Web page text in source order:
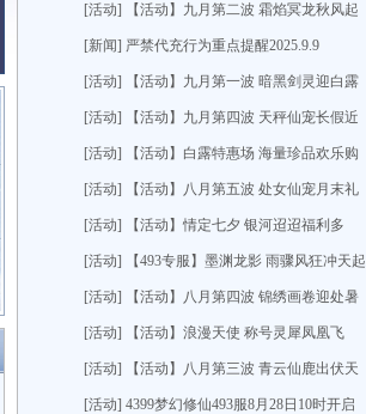
[活动] 【活动】九月第二波 霜焰冥龙秋风起
[新闻] 严禁代充行为重点提醒2025.9.9
[活动] 【活动】九月第一波 暗黑剑灵迎白露
[活动] 【活动】九月第四波 天秤仙宠长假近
[活动] 【活动】白露特惠场 海量珍品欢乐购
[活动] 【活动】八月第五波 处女仙宠月末礼
[活动] 【活动】情定七夕 银河迢迢福利多
[活动] 【493专服】墨渊龙影 雨骤风狂冲天起
[活动] 【活动】八月第四波 锦绣画卷迎处暑
[活动] 【活动】浪漫天使 称号灵犀凤凰飞
[活动] 【活动】八月第三波 青云仙鹿出伏天
[活动] 4399梦幻修仙493服8月28日10时开启